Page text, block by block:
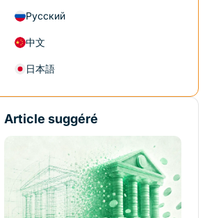
Русский
中文
日本語
Article suggéré